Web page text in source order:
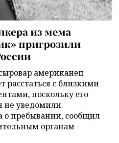
из мема
пригрозили
американец
расстаться с близкими
поскольку его
не уведомили
о пребывании, сообщил
органам